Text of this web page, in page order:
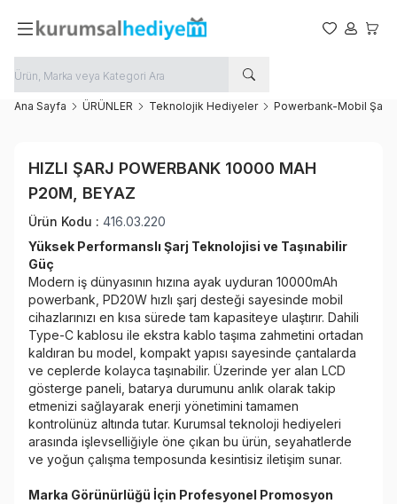
Favorilerim
Hesabım
Ana Sayfa ÜRÜNLER Teknolojik Hediyeler Powerbank-Mobil Şarj
Favoriye Ekle
HIZLI ŞARJ POWERBANK 10000 MAH
P20M, BEYAZ
Ürün Kodu : 416.03.220
Yüksek Performanslı Şarj Teknolojisi ve Taşınabilir
Güç
Modern iş dünyasının hızına ayak uyduran 10000mAh
powerbank, PD20W hızlı şarj desteği sayesinde mobil
cihazlarınızı en kısa sürede tam kapasiteye ulaştırır. Dahili
Type-C kablosu ile ekstra kablo taşıma zahmetini ortadan
kaldıran bu model, kompakt yapısı sayesinde çantalarda
ve ceplerde kolayca taşınabilir. Üzerinde yer alan LCD
gösterge paneli, batarya durumunu anlık olarak takip
etmenizi sağlayarak enerji yönetimini tamamen
kontrolünüz altında tutar. Kurumsal teknoloji hediyeleri
arasında işlevselliğiyle öne çıkan bu ürün, seyahatlerde
ve yoğun çalışma temposunda kesintisiz iletişim sunar.
Marka Görünürlüğü İçin Profesyonel Promosyon